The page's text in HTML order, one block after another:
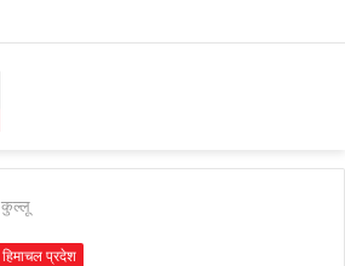
कुल्लू
हिमाचल प्रदेश